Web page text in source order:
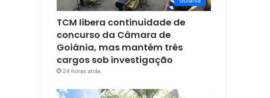
TCM libera continuidade de
concurso da Câmara de
Goiânia, mas mantém três
cargos sob investigação
24 horas atrás